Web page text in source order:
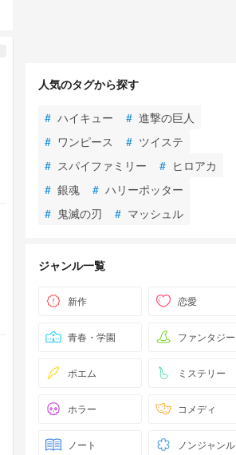
人気のタグから探す
# ハイキュー # 進撃の巨人
# ワンピース # ツイステ
# スパイファミリー # ヒロアカ
# 銀魂 # ハリーポッター
# 鬼滅の刃 # マッシュル
ジャンル一覧
新作 恋愛
青春・学園 ファンタジー
ポエム ミステリー
ホラー コメディ
ノート ノンジャンル